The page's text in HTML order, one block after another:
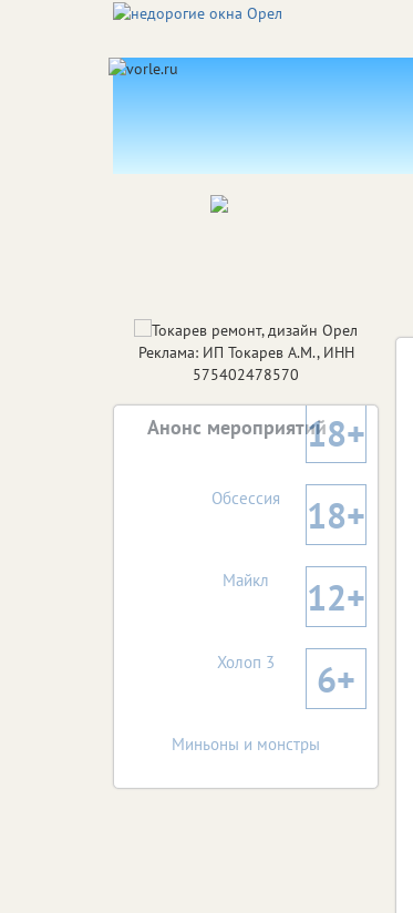
Реклама: ИП Токарев А.М., ИНН
575402478570
Анонс мероприятий18+
Обсессия 18+
Майкл 12+
Холоп 3 6+
Миньоны и монстры